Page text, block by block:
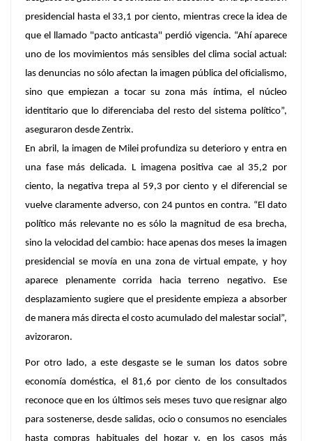
presidencial hasta el 33,1 por ciento, mientras crece la idea de
que el llamado "pacto anticasta" perdió vigencia. “Ahí aparece
uno de los movimientos más sensibles del clima social actual:
las denuncias no sólo afectan la imagen pública del oficialismo,
sino que empiezan a tocar su zona más íntima, el núcleo
identitario que lo diferenciaba del resto del sistema político”,
aseguraron desde Zentrix.
En abril, la imagen de Milei profundiza su deterioro y entra en
una fase más delicada. L imagena positiva cae al 35,2 por
ciento, la negativa trepa al 59,3 por ciento y el diferencial se
vuelve claramente adverso, con 24 puntos en contra. “El dato
político más relevante no es sólo la magnitud de esa brecha,
sino la velocidad del cambio: hace apenas dos meses la imagen
presidencial se movía en una zona de virtual empate, y hoy
aparece plenamente corrida hacia terreno negativo. Ese
desplazamiento sugiere que el presidente empieza a absorber
de manera más directa el costo acumulado del malestar social”,
avizoraron.
Por otro lado, a este desgaste se le suman los datos sobre
economía doméstica, el 81,6 por ciento de los consultados
reconoce que en los últimos seis meses tuvo que resignar algo
para sostenerse, desde salidas, ocio o consumos no esenciales
hasta compras habituales del hogar y, en los casos más